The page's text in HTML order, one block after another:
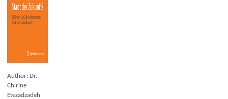
Author: Dr.
Chirine
Etezadzadeh